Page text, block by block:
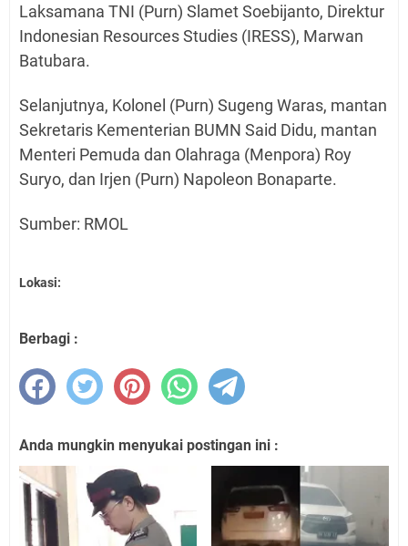
Laksamana TNI (Purn) Slamet Soebijanto, Direktur
Indonesian Resources Studies (IRESS), Marwan
Batubara.
Selanjutnya, Kolonel (Purn) Sugeng Waras, mantan
Sekretaris Kementerian BUMN Said Didu, mantan
Menteri Pemuda dan Olahraga (Menpora) Roy
Suryo, dan Irjen (Purn) Napoleon Bonaparte.
Sumber: RMOL
Lokasi:
Berbagi :
Anda mungkin menyukai postingan ini :